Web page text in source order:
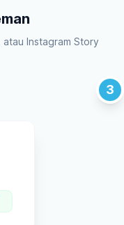
Instagram Story
3